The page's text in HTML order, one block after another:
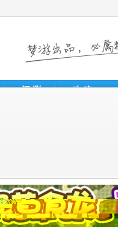
评 测 攻 略